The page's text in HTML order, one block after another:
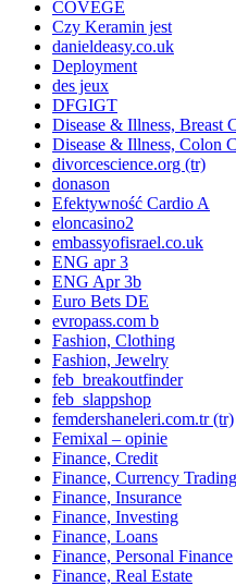
COVEGE
Czy Keramin jest
danieldeasy.co.uk
Deployment
des jeux
DFGIGT
Disease & Illness, Breast
Disease & Illness, Colon
divorcescience.org (tr)
donason
Efektywność Cardio A
eloncasino2
embassyofisrael.co.uk
ENG apr 3
ENG Apr 3b
Euro Bets DE
evropass.com b
Fashion, Clothing
Fashion, Jewelry
feb_breakoutfinder
feb_slappshop
femdershaneleri.com.tr (tr)
Femixal – opinie
Finance, Credit
Finance, Currency Trading
Finance, Insurance
Finance, Investing
Finance, Loans
Finance, Personal Finance
Finance, Real Estate